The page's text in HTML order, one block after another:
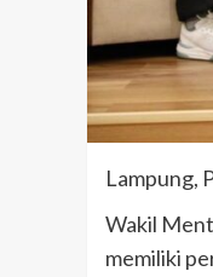
Lampung,
Wakil
memiliki